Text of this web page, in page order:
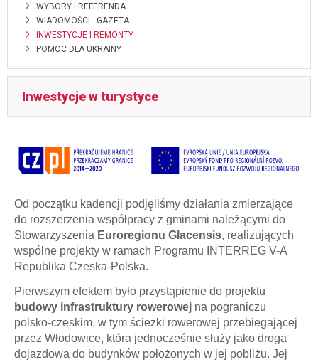
WYBORY I REFERENDA
WIADOMOŚCI - GAZETA
INWESTYCJE I REMONTY
POMOC DLA UKRAINY
Inwestycje w turystyce
Od początku kadencji podjęliśmy działania zmierzające
do rozszerzenia współpracy z gminami należącymi do
Stowarzyszenia Euroregionu Glacensis, realizujących
wspólne projekty w ramach Programu INTERREG V-A
Republika Czeska-Polska.
Pierwszym efektem było przystąpienie do projektu
budowy infrastruktury rowerowej na pograniczu
polsko-czeskim, w tym ścieżki rowerowej przebiegającej
przez Włodowice, która jednocześnie służy jako droga
dojazdowa do budynków położonych w jej pobliżu. Jej